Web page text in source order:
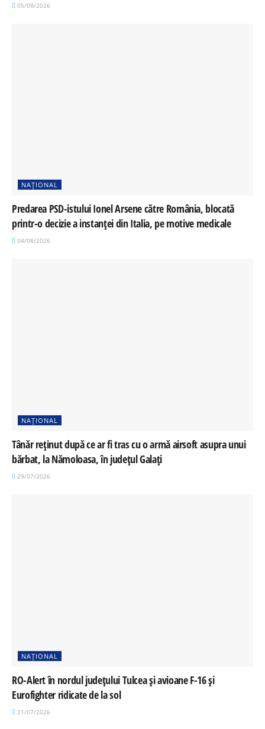
05/08/2026
NAȚIONAL
Predarea PSD-istului Ionel Arsene către România, blocată
printr-o decizie a instanței din Italia, pe motive medicale
04/08/2026
NAȚIONAL
Tânăr reținut după ce ar fi tras cu o armă airsoft asupra unui
bărbat, la Nămoloasa, în județul Galați
29/07/2026
NAȚIONAL
RO-Alert în nordul județului Tulcea și avioane F-16 și
Eurofighter ridicate de la sol
21/07/2026